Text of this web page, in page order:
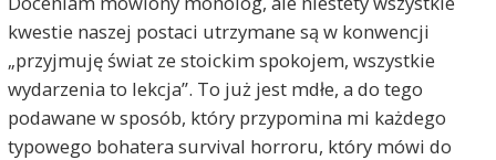
kwestie naszej postaci utrzymane są w konwencji
„przyjmuję świat ze stoickim spokojem, wszystkie
wydarzenia to lekcja”. To już jest mdłe, a do tego
podawane w sposób, który przypomina mi każdego
typowego bohatera survival horroru, który mówi do